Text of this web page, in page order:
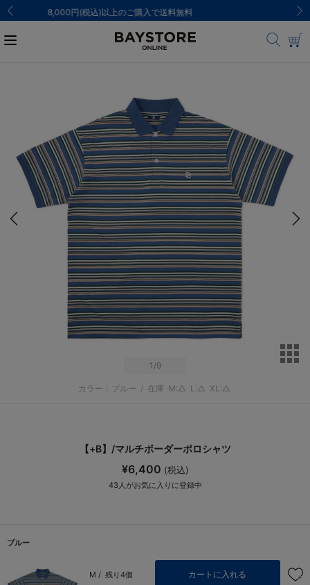
ご注文集中による発送についてのお知らせ
1 /9
カラー：ブルー / 在庫 M:△ L:△ XL:△
【+B】/マルチボーダーポロシャツ
¥6,400 (税込)
43 人がお気に入りに登録中
ブルー
M / 残り4個 カートに入れる